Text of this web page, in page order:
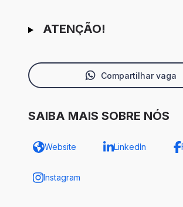
ATENÇÃO!
Compartilhar vaga
SAIBA MAIS SOBRE NÓS
Website LinkedIn
Instagram